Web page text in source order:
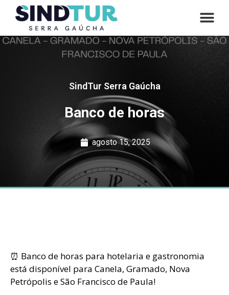
SindTur Serra Gaúcha
Banco de horas
agosto 15, 2025
⏰ Banco de horas para hotelaria e gastronomia
está disponível para Canela, Gramado, Nova
Petrópolis e São Francisco de Paula!